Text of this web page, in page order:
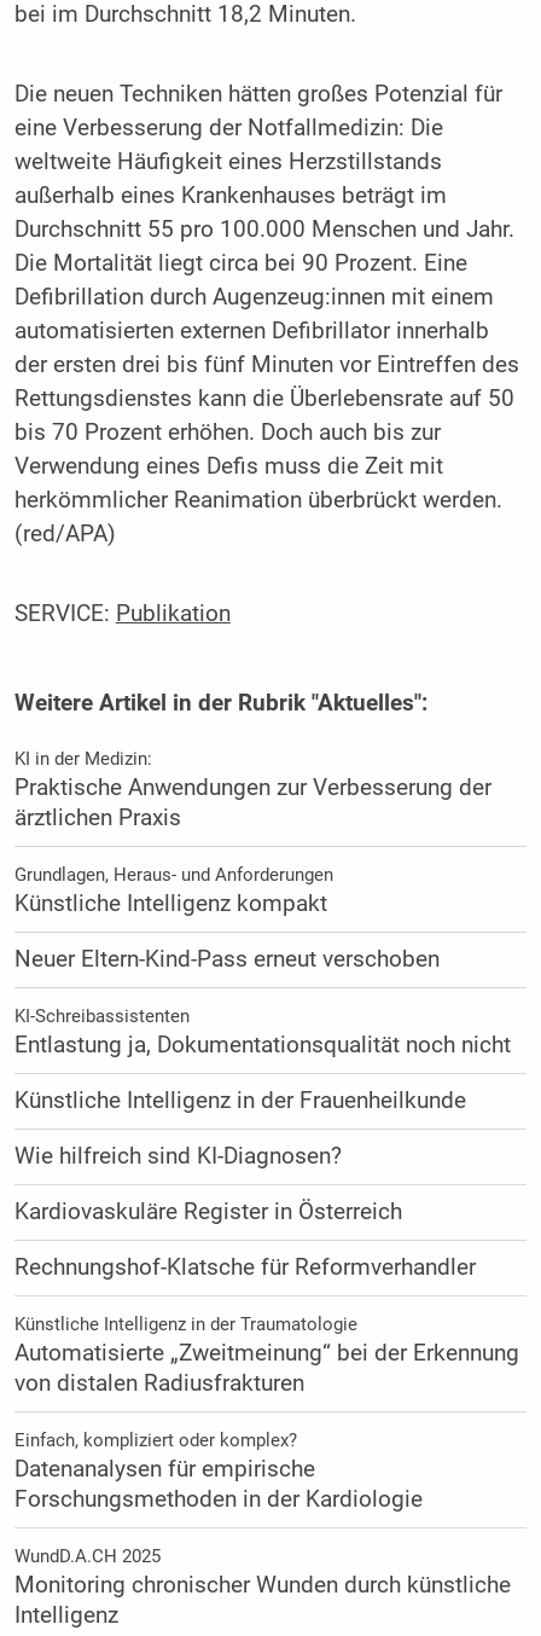
bei im Durchschnitt 18,2 Minuten.
Die neuen Techniken hätten großes Potenzial für
eine Verbesserung der Notfallmedizin: Die
weltweite Häufigkeit eines Herzstillstands
außerhalb eines Krankenhauses beträgt im
Durchschnitt 55 pro 100.000 Menschen und Jahr.
Die Mortalität liegt circa bei 90 Prozent. Eine
Defibrillation durch Augenzeug:innen mit einem
automatisierten externen Defibrillator innerhalb
der ersten drei bis fünf Minuten vor Eintreffen des
Rettungsdienstes kann die Überlebensrate auf 50
bis 70 Prozent erhöhen. Doch auch bis zur
Verwendung eines Defis muss die Zeit mit
herkömmlicher Reanimation überbrückt werden.
(red/APA)
SERVICE: Publikation
Weitere Artikel in der Rubrik "Aktuelles":
KI in der Medizin:
Praktische Anwendungen zur Verbesserung der
ärztlichen Praxis
Grundlagen, Heraus- und Anforderungen
Künstliche Intelligenz kompakt
Neuer Eltern-Kind-Pass erneut verschoben
KI-Schreibassistenten
Entlastung ja, Dokumentationsqualität noch nicht
Künstliche Intelligenz in der Frauenheilkunde
Wie hilfreich sind KI-Diagnosen?
Kardiovaskuläre Register in Österreich
Rechnungshof-Klatsche für Reformverhandler
Künstliche Intelligenz in der Traumatologie
Automatisierte „Zweitmeinung“ bei der Erkennung
von distalen Radiusfrakturen
Einfach, kompliziert oder komplex?
Datenanalysen für empirische
Forschungsmethoden in der Kardiologie
WundD.A.CH 2025
Monitoring chronischer Wunden durch künstliche
Intelligenz